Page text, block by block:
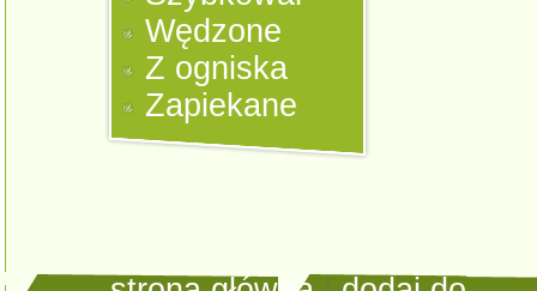
Wędzone
Z ogniska
Zapiekane